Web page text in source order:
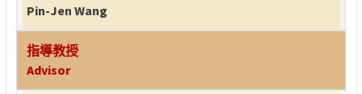
Pin-Jen Wang
指導教授
Advisor